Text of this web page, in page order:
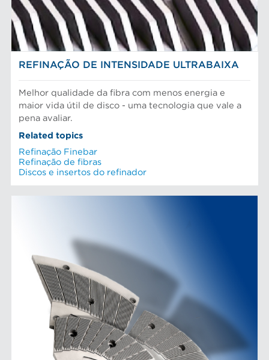
Pasta Mecanica
Refinação de fibras
Testes e laboratório
SOLUÇÕES EM REFINAÇÃO
REFINAÇÃO DE INTENSIDADE ULTRABAIXA
Melhor qualidade da fibra com menos energia e
maior vida útil de disco - uma tecnologia que vale a
pena avaliar.
Related topics
Refinação Finebar
Refinação de fibras
Discos e insertos do refinador